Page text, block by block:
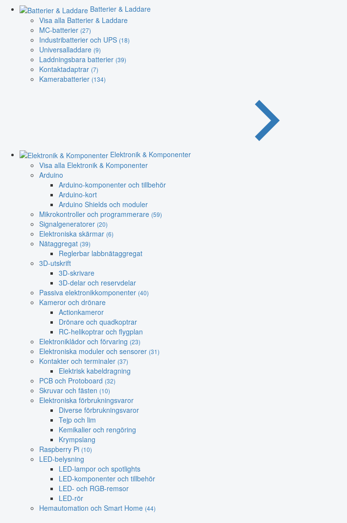
Batterier & Laddare
Visa alla Batterier & Laddare
MC-batterier (27)
Industribatterier och UPS (18)
Universalladdare (9)
Laddningsbara batterier (39)
Kontaktadaptrar (7)
Kamerabatterier (134)
Elektronik & Komponenter
Visa alla Elektronik & Komponenter
Arduino
Arduino-komponenter och tillbehör
Arduino-kort
Arduino Shields och moduler
Mikrokontroller och programmerare (59)
Signalgeneratorer (20)
Elektroniska skärmar (6)
Nätaggregat (39)
Reglerbar labbnätaggregat
3D-utskrift
3D-skrivare
3D-delar och reservdelar
Passiva elektronikkomponenter (40)
Kameror och drönare
Actionkameror
Drönare och quadkoptrar
RC-helikoptrar och flygplan
Elektroniklådor och förvaring (23)
Elektroniska moduler och sensorer (31)
Kontakter och terminaler (37)
Elektrisk kabeldragning
PCB och Protoboard (32)
Skruvar och fästen (10)
Elektroniska förbrukningsvaror
Diverse förbrukningsvaror
Tejp och lim
Kemikalier och rengöring
Krympslang
Raspberry Pi (10)
LED-belysning
LED-lampor och spotlights
LED-komponenter och tillbehör
LED- och RGB-remsor
LED-rör
Hemautomation och Smart Home (44)